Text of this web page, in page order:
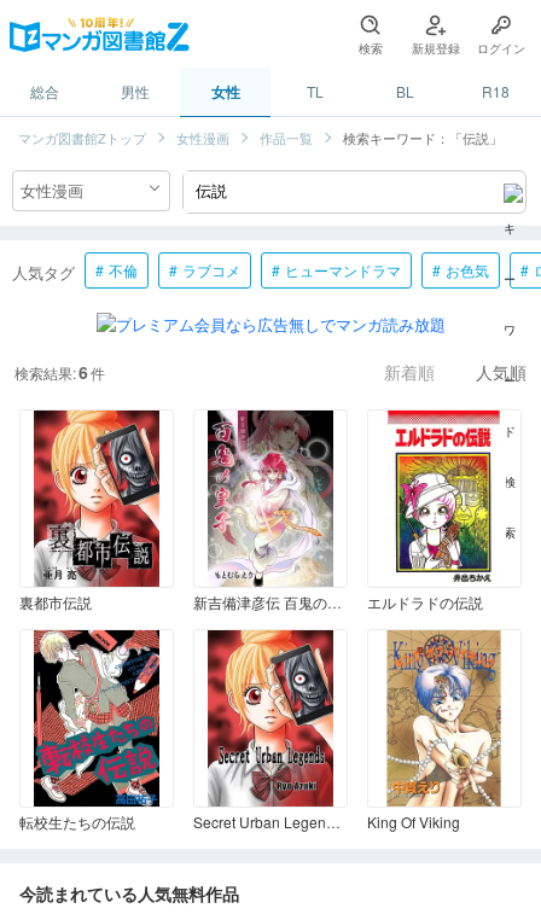
検索 新規登録 ログイン
総合 男性 女性 TL BL R18
マンガ図書館Zトップ 女性漫画 作品一覧 検索キーワード：「伝説」
人気タグ 不倫 ラブコメ ヒューマンドラマ お色気
検索結果:6件 新着順 人気順
裏都市伝説 新吉備津彦伝 百鬼の皇子 エルドラドの伝説
転校生たちの伝説 Secret Urban Legends ‐『裏都市伝説』 英語版‐ King Of Viking
今読まれている人気無料作品